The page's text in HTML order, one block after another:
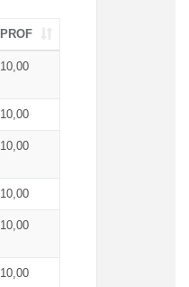
PROF
10,00
10,00
10,00
10,00
10,00
10,00